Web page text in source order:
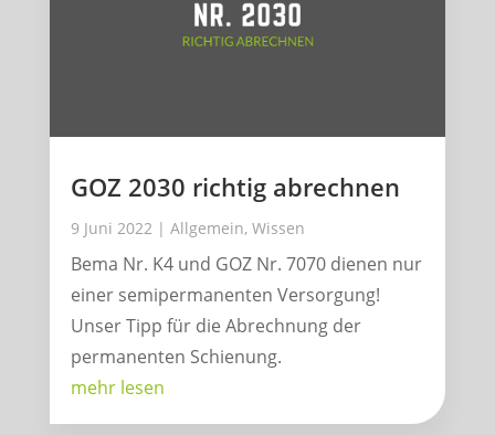
GOZ 2030 richtig abrechnen
9 Juni 2022| Allgemein, Wissen
Bema Nr. K4 und GOZ Nr. 7070 dienen nur
einer semipermanenten Versorgung!
Unser Tipp für die Abrechnung der
permanenten Schienung.
mehr lesen